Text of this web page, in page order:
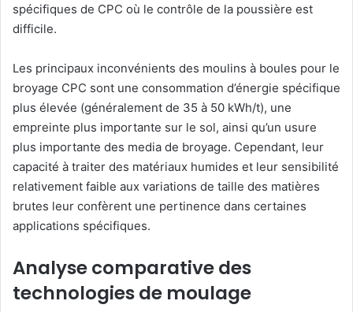
spécifiques de CPC où le contrôle de la poussière est
difficile.
Les principaux inconvénients des moulins à boules pour le
broyage CPC sont une consommation d’énergie spécifique
plus élevée (généralement de 35 à 50 kWh/t), une
empreinte plus importante sur le sol, ainsi qu’un usure
plus importante des media de broyage. Cependant, leur
capacité à traiter des matériaux humides et leur sensibilité
relativement faible aux variations de taille des matières
brutes leur confèrent une pertinence dans certaines
applications spécifiques.
Analyse comparative des
technologies de moulage